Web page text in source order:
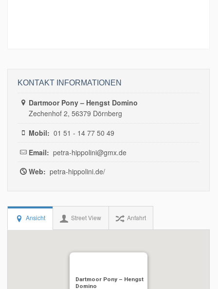
KONTAKT INFORMATIONEN
Dartmoor Pony – Hengst Domino
Zechenhof 2, 56379 Dörnberg
Mobil: 01 51 - 14 77 50 49
Email: petra-hippolini@gmx.de
Web: petra-hippolini.de/
Ansicht Street View Anfahrt
Dartmoor Pony – Hengst
Domino